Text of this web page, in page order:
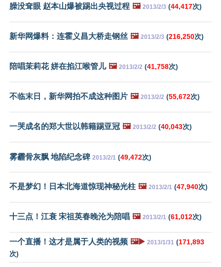
臊没耷眼 赵本山爆被踢出央视过程 🖼️ 2013/2/3 (44,417次)
新华网爆料：连霍义昌大桥走钢丝 🖼️ 2013/2/3 (216,250次)
陪唱茉莉花 姘在掐江喉管儿 🖼️ 2013/2/2 (41,758次)
不临末日，新华网拍不成这种图片 🖼️ 2013/2/2 (55,672次)
一哭成名的郑大世以韩籍踢亚冠 🖼️ 2013/2/2 (40,043次)
雾霾骨灰飘 地陷纪念碑 2013/2/1 (49,472次)
不是梦幻！日本北海道惊现神秘光柱 🖼️ 2013/2/1 (47,940次)
十三点！江衰 宋祖英春晚沦为陪唱 🖼️ 2013/2/1 (61,012次)
一个直播！这才是属于人类的视频 🖼️▶️ 2013/1/31 (171,893
次)